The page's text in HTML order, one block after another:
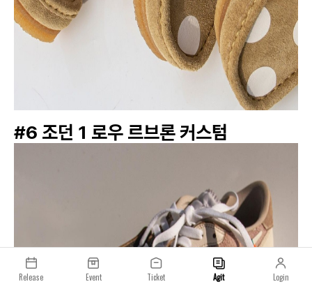
#6 조던 1 로우 르브론 커스텀
Release Event Ticket Agit Login